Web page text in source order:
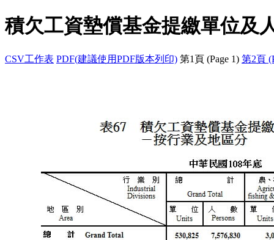
積欠工資墊償基金提繳單位及
CSV工作表 PDF(建議使用PDF版本列印) 第1頁 (Page 1) 第2頁